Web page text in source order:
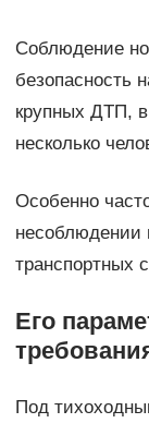
Соблюдение
безопасность
крупных ДТП,
несколько
Особенно
несоблюдении
транспортных
Его
Под